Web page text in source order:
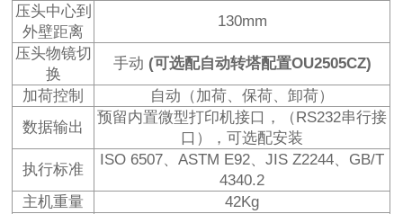
压头中心到
外壁距离
130mm
压头物镜切
换
手动 (可选配自动转塔配置OU2505CZ)
加荷控制
自动（加荷、保荷、卸荷）
数据输出
预留内置微型打印机接口，（RS232串行接
口），可选配安装
执行标准
ISO 6507、ASTM E92、JIS Z2244、GB/T
4340.2
主机重量
42Kg